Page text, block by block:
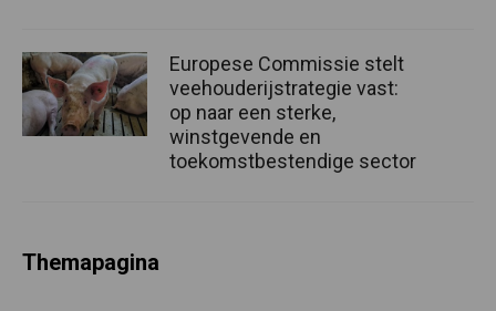
Europese Commissie stelt
veehouderijstrategie vast:
op naar een sterke,
winstgevende en
toekomstbestendige sector
Themapagina